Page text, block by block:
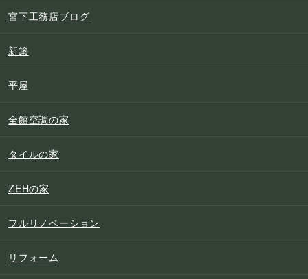
宮下工務店ブログ
新築
平屋
全館空調の家
タイルの家
ZEHの家
フルリノベーション
リフォーム